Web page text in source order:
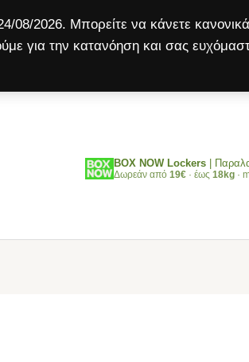
2026. Μπορείτε να κάνετε κανονικά
για την κατανόηση και σας
BOX NOW Lockers |
Δωρεάν από 19€ · έως 18kg ·
800
(800ml)